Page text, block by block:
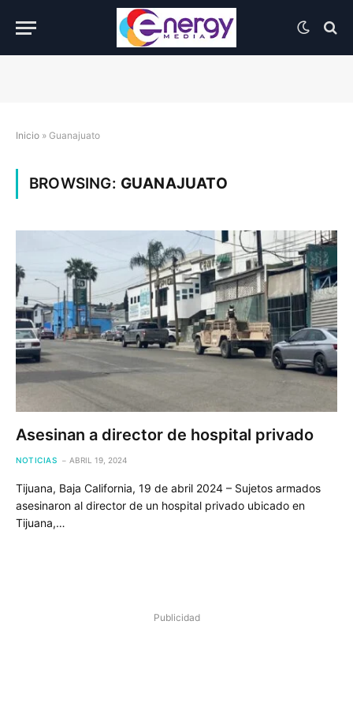
Inicio » Guanajuato
BROWSING: GUANAJUATO
Asesinan a director de hospital privado
NOTICIAS ABRIL 19, 2024
Tijuana, Baja California, 19 de abril 2024 – Sujetos armados
asesinaron al director de un hospital privado ubicado en
Tijuana,…
Publicidad